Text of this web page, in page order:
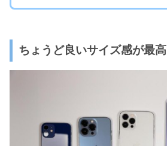
ちょうど良いサイズ感が最高